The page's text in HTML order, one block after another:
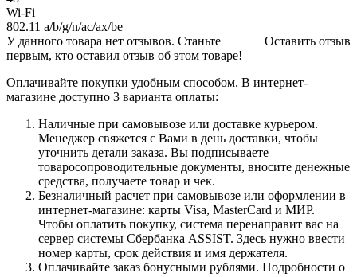
Wi-Fi
802.11 a/b/g/n/ac/ax/be
Оставить отзыв
У данного товара нет отзывов. Станьте
первым, кто оставил отзыв об этом товаре!
Оплачивайте покупки удобным способом. В интернет-
магазине доступно 3 варианта оплаты:
Наличные при самовывозе или доставке курьером.
Менеджер свяжется с Вами в день доставки, чтобы
уточнить детали заказа. Вы подписываете
товаросопроводительные документы, вносите денежные
средства, получаете товар и чек.
Безналичный расчет при самовывозе или оформлении в
интернет-магазине: карты Visa, MasterCard и МИР.
Чтобы оплатить покупку, система перенаправит вас на
сервер системы Сбербанка ASSIST. Здесь нужно ввести
номер карты, срок действия и имя держателя.
Оплачивайте заказ бонусными рублями. Подробности о